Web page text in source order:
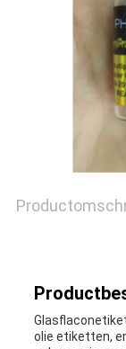
PRIVACY
POLICY
olie etiketten,